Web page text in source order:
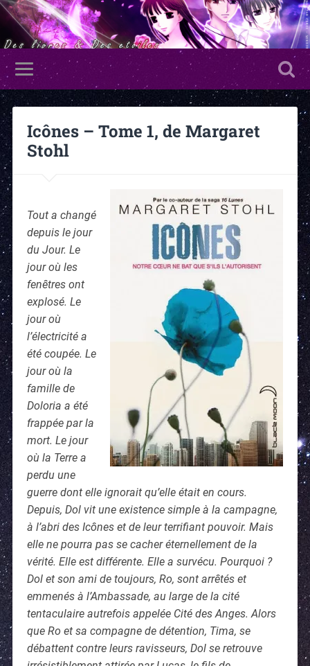
Icônes – Tome 1, de Margaret
Stohl
Tout a changé
depuis le jour
du Jour. Le
jour où les
fenêtres ont
explosé. Le
jour où
l’électricité a
été coupée. Le
jour où la
famille de
Doloria a été
frappée par la
mort. Le jour
où la Terre a
perdu une
guerre dont elle ignorait qu’elle était en cours.
Depuis, Dol vit une existence simple à la campagne,
à l’abri des Icônes et de leur terrifiant pouvoir. Mais
elle ne pourra pas se cacher éternellement de la
vérité. Elle est différente. Elle a survécu. Pourquoi ?
Dol et son ami de toujours, Ro, sont arrêtés et
emmenés à l’Ambassade, au large de la cité
tentaculaire autrefois appelée Cité des Anges. Alors
que Ro et sa compagne de détention, Tima, se
débattent contre leurs ravisseurs, Dol se retrouve